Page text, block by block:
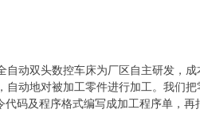
动双头数控车床为厂区自主研发，
动地对被加工零件进行加工。我们
码及程序格式编写成加工程序单，